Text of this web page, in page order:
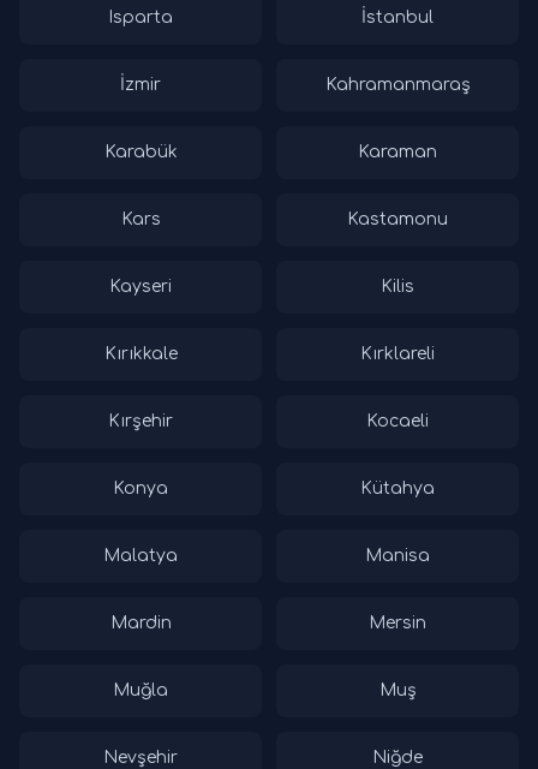
Isparta İstanbul
İzmir Kahramanmaraş
Karabük Karaman
Kars Kastamonu
Kayseri Kilis
Kırıkkale Kırklareli
Kırşehir Kocaeli
Konya Kütahya
Malatya Manisa
Mardin Mersin
Muğla Muş
Nevşehir Niğde